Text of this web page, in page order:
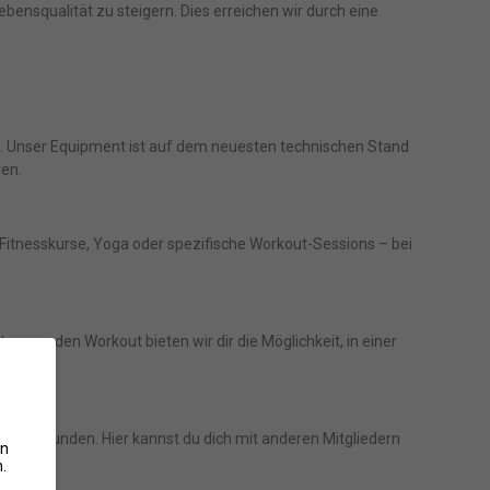
zu steigern. Dies erreichen wir durch eine
Equipment ist auf dem neuesten technischen Stand
Yoga oder spezifische Workout-Sessions – bei
Workout bieten wir dir die Möglichkeit, in einer
abrunden. Hier kannst du dich mit anderen Mitgliedern